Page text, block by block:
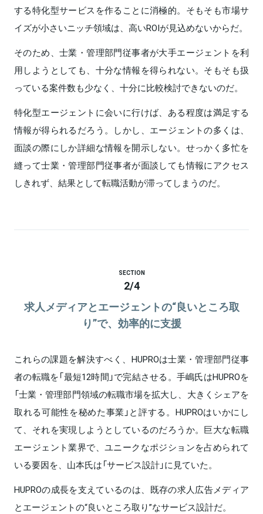
する特化型サービスを作ることに消極的。そもそも市場サ
イズが小さいニッチ領域は、高いROIが見込めないからだ。
そのため、士業・管理部門従事者が大手エージェントを利
用しようとしても、十分な情報を得られない。そもそも扱
っている案件数も少なく、十分に比較検討できないのだ。
特化型エージェントに会いに行けば、ある程度は満足する
情報が得られるだろう。しかし、エージェントの多くは、
面談の際にしか詳細な情報を開示しない。せっかく多忙を
縫って士業・管理部門従事者が面談しても情報にアクセス
しきれず、結果として転職活動が滞ってしまうのだ。
SECTION
2/4
求人メディアとエージェントの“良いところ取
り”で、効率的に支援
これらの課題を解決すべく、HUPROは士業・管理部門従事
者の転職を「最短12時間」で完結させる。手嶋氏はHUPROを
「士業・管理部門領域の転職市場を拡大し、大きくシェアを
取れる可能性を秘めた事業」と評する。HUPROはいかにし
て、それを実現しようとしているのだろうか。巨大な転職
エージェント業界で、ユニークなポジションを占められて
いる要因を、山本氏は「サービス設計」に見ていた。
HUPROの成長を支えているのは、既存の求人広告メディア
とエージェントの“良いところ取り”なサービス設計だ。